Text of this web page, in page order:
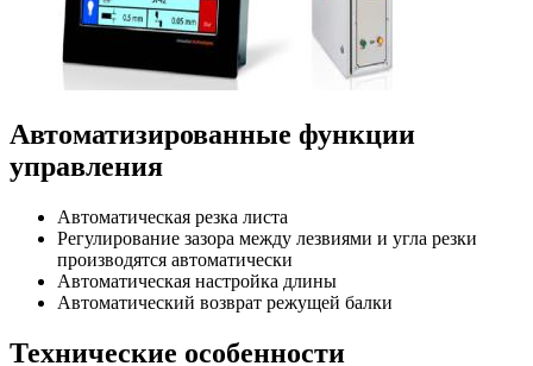
Автоматизированные функции
управления
Автоматическая резка листа
Регулирование зазора между лезвиями и угла резки
производятся автоматически
Автоматическая настройка длины
Автоматический возврат режущей балки
Технические особенности